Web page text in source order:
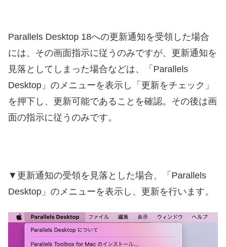
Parallels Desktop 18への更新通知を受領した場合
には、その画面指示に従うのみですが、更新通知を
見落としてしまった場合などは、「Parallels
Desktop」のメニューを表示し「更新をチェック」
を押下し、更新可能であることを確認。その後は画
面の指示に従うのみです。
▼更新通知の受領を見落とした場合、「Parallels
Desktop」のメニューを表示し、更新を行います。